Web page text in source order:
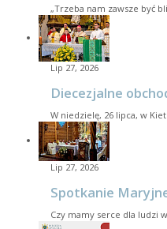
„Trzeba nam zawsze być
Lip 27, 2026
Diecezjalne
W niedzielę, 26 lipca, w
Lip 27, 2026
Spotkanie
Czy mamy serce dla ludzi